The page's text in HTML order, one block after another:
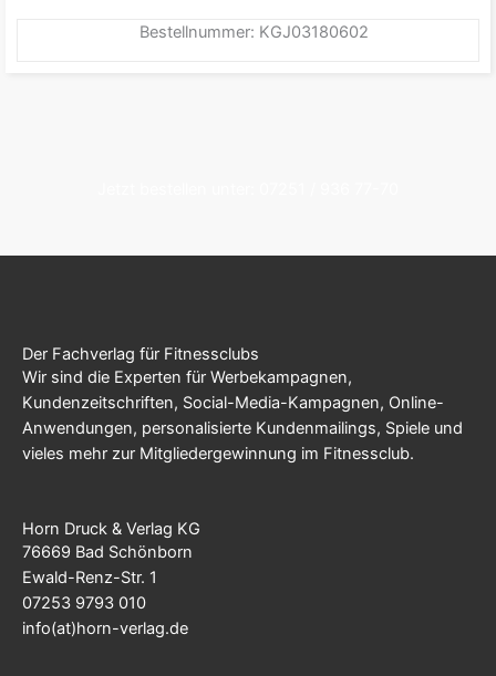
Bestellnummer: KGJ03180602
Der Fachverlag für Fitnessclubs
Wir sind die Experten für Werbekampagnen,
Kundenzeitschriften, Social-Media-Kampagnen, Online-
Anwendungen, personalisierte Kundenmailings, Spiele und
vieles mehr zur Mitgliedergewinnung im Fitnessclub.
Horn Druck & Verlag KG
76669 Bad Schönborn
Ewald-Renz-Str. 1
07253 9793 010
info(at)horn-verlag.de